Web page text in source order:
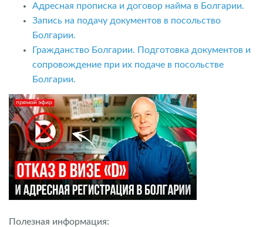
Адресная прописка и договор найма в Болгарии.
Запись на подачу документов в посольство
Болгарии.
Гражданство Болгарии. Подготовка документов и
сопровождение при их подаче в посольстве
Болгарии.
Полезная информация: